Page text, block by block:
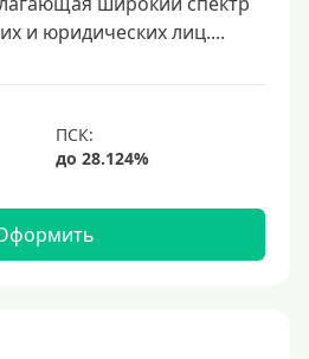
и юридических лиц....